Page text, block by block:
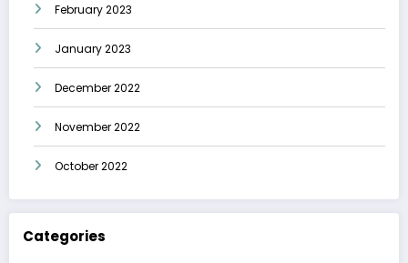
February 2023
January 2023
December 2022
November 2022
October 2022
Categories